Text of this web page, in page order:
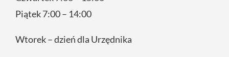
Piątek 7:00 – 14:00
Wtorek – dzień dla Urzędnika